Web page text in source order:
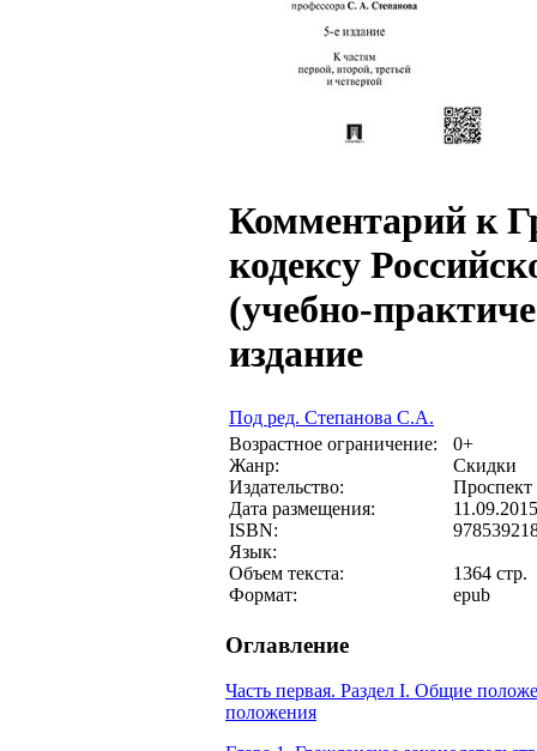
Комментарий к
кодексу
(учебно-
издание
Под ред. Степанова С.А.
Возрастное ограничение:
0+
Жанр:
Скидки
Издательство:
Проспект
Дата размещения:
11.09.2015
ISBN:
Язык:
Объем текста:
1364 стр.
Формат:
epub
Оглавление
Часть первая. Раздел I. Общие
положения